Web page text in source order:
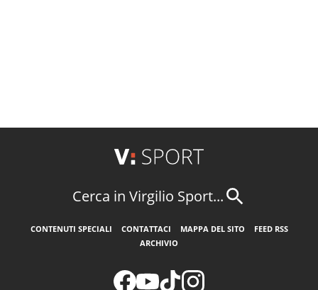
Cerca in Virgilio Sport...
CONTENUTI SPECIALI CONTATTACI MAPPA DEL SITO
FEED RSS
ARCHIVIO